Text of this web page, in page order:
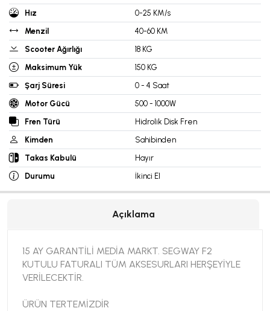
Hız
0-25 KM/s
Menzil
40-60 KM
Scooter Ağırlığı
18 KG
Maksimum Yük
150 KG
Şarj Süresi
0 - 4 Saat
Motor Gücü
500 - 1000W
Fren Türü
Hidrolik Disk Fren
Kimden
Sahibinden
Takas Kabulü
Hayır
Durumu
İkinci El
Açıklama
15 AY GARANTİLİ MEDİA MARKT. SEGWAY F2
KUTULU FATURALI TÜM AKSESURLARI HERŞEYİYLE
VERİLECEKTİR.
ÜRÜN TERTEMİZDİR